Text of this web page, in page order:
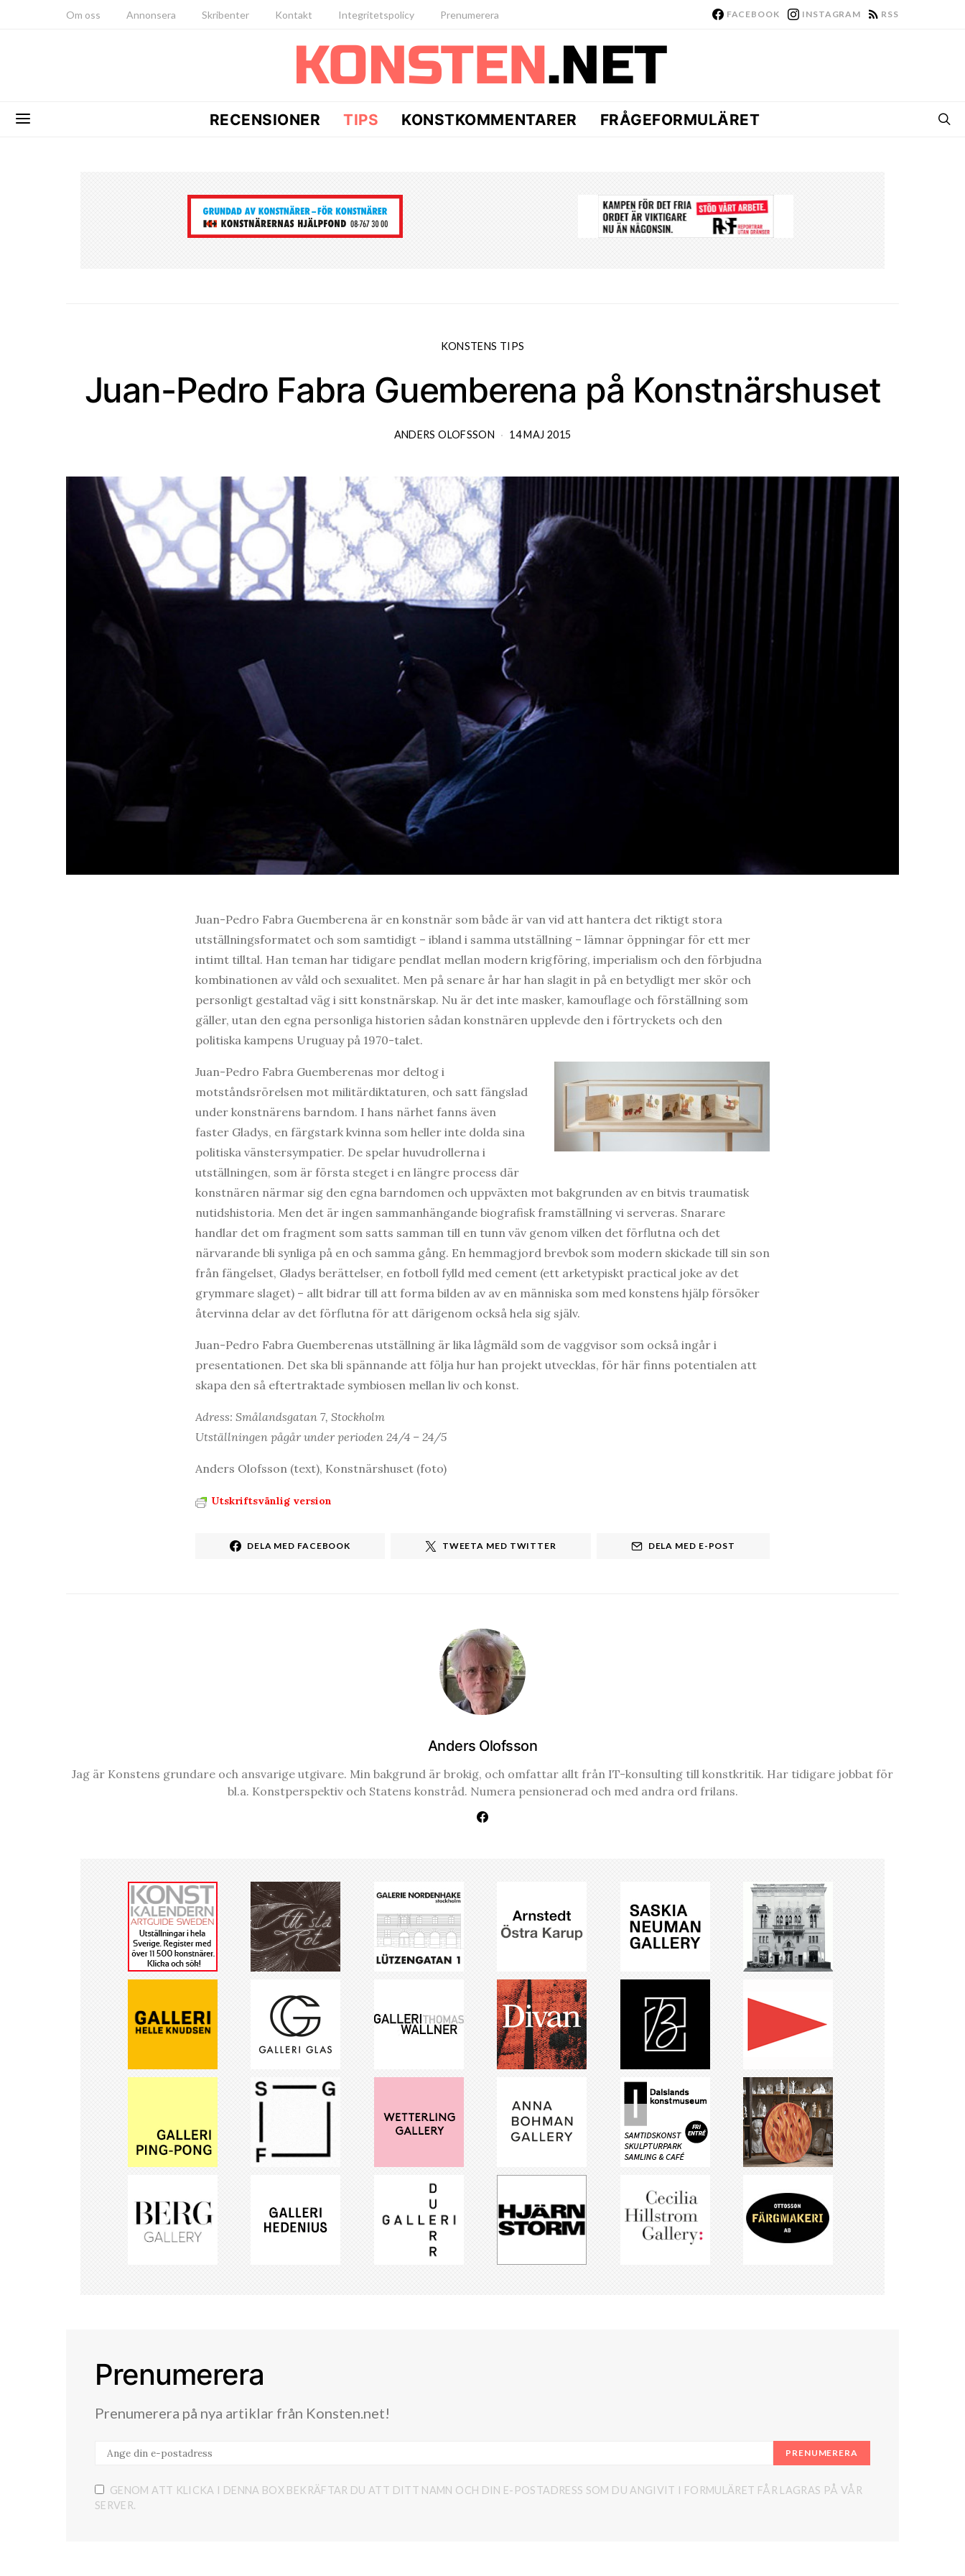
Om oss Annonsera Skribenter Kontakt Integritetspolicy Prenumerera FACEBOOK INSTAGRAM RSS
RECENSIONER TIPS KONSTKOMMENTARER FRÅGEFORMULÄRET
KONSTENS TIPS
Juan-Pedro Fabra Guemberena på Konstnärshuset
ANDERS OLOFSSON 14 MAJ 2015
Juan-Pedro Fabra Guemberena är en konstnär som både är van vid att hantera det riktigt stora
utställningsformatet och som samtidigt – ibland i samma utställning – lämnar öppningar för ett mer
intimt tilltal. Han teman har tidigare pendlat mellan modern krigföring, imperialism och den förbjudna
kombinationen av våld och sexualitet. Men på senare år har han slagit in på en betydligt mer skör och
personligt gestaltad väg i sitt konstnärskap. Nu är det inte masker, kamouflage och förställning som
gäller, utan den egna personliga historien sådan konstnären upplevde den i förtryckets och den
politiska kampens Uruguay på 1970-talet.
Juan-Pedro Fabra Guemberenas mor deltog i
motståndsrörelsen mot militärdiktaturen, och satt fängslad
under konstnärens barndom. I hans närhet fanns även
faster Gladys, en färgstark kvinna som heller inte dolda sina
politiska vänstersympatier. De spelar huvudrollerna i
utställningen, som är första steget i en längre process där
konstnären närmar sig den egna barndomen och uppväxten mot bakgrunden av en bitvis traumatisk
nutidshistoria. Men det är ingen sammanhängande biografisk framställning vi serveras. Snarare
handlar det om fragment som satts samman till en tunn väv genom vilken det förflutna och det
närvarande bli synliga på en och samma gång. En hemmagjord brevbok som modern skickade till sin son
från fängelset, Gladys berättelser, en fotboll fylld med cement (ett arketypiskt practical joke av det
grymmare slaget) – allt bidrar till att forma bilden av av en människa som med konstens hjälp försöker
återvinna delar av det förflutna för att därigenom också hela sig själv.
Juan-Pedro Fabra Guemberenas utställning är lika lågmäld som de vaggvisor som också ingår i
presentationen. Det ska bli spännande att följa hur han projekt utvecklas, för här finns potentialen att
skapa den så eftertraktade symbiosen mellan liv och konst.
Adress: Smålandsgatan 7, Stockholm
Utställningen pågår under perioden 24/4 – 24/5
Anders Olofsson (text), Konstnärshuset (foto)
Utskriftsvänlig version
DELA MED FACEBOOK TWEETA MED TWITTER DELA MED E-POST
Anders Olofsson
Jag är Konstens grundare och ansvarige utgivare. Min bakgrund är brokig, och omfattar allt från IT-konsulting till konstkritik. Har tidigare jobbat för
bl.a. Konstperspektiv och Statens konstråd. Numera pensionerad och med andra ord frilans.
Prenumerera
Prenumerera på nya artiklar från Konsten.net!
PRENUMERERA
GENOM ATT KLICKA I DENNA BOX BEKRÄFTAR DU ATT DITT NAMN OCH DIN E-POSTADRESS SOM DU ANGIVIT I FORMULÄRET FÅR LAGRAS PÅ VÅR
SERVER.